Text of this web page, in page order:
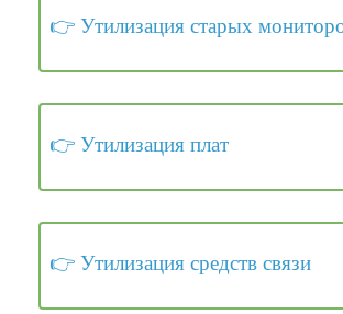
Утилизация старых
Утилизация плат
Утилизация средств связи